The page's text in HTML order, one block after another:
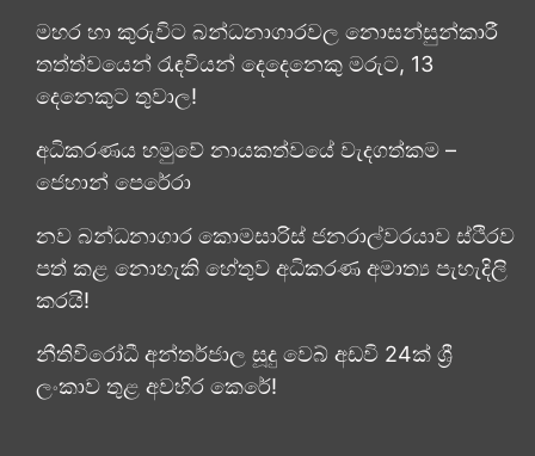
මහර හා කුරුවිට බන්ධනාගාරවල නොසන්සුන්කාරී
තත්ත්වයෙන් රැඳවියන් දෙදෙනෙකු මරුට, 13
දෙනෙකුට තුවාල!
අධිකරණය හමුවේ නායකත්වයේ වැදගත්කම –
ජෙහාන් පෙරේරා
නව බන්ධනාගාර කොමසාරිස් ජනරාල්වරයාව ස්ථිරව
පත් කළ නොහැකි හේතුව අධිකරණ අමාත්‍ය පැහැදිලි
කරයි!
නීතිවිරෝධී අන්තර්ජාල සූදු වෙබ් අඩවි 24ක් ශ්‍රී
ලංකාව තුළ අවහිර කෙරේ!